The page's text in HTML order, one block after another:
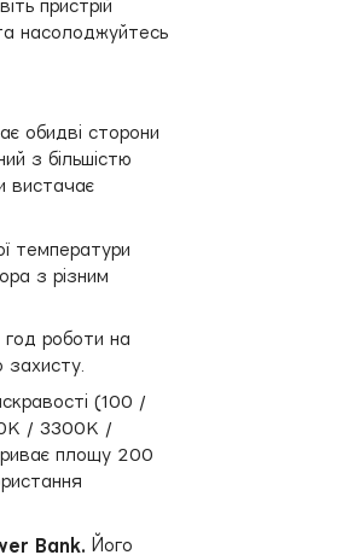
пристрій
насолоджуйтесь
обидві сторони
з більшістю
вистачає
температури
з різним
роботи на
захисту.
(100 /
/ 3300K /
площу 200
Bank.
Його